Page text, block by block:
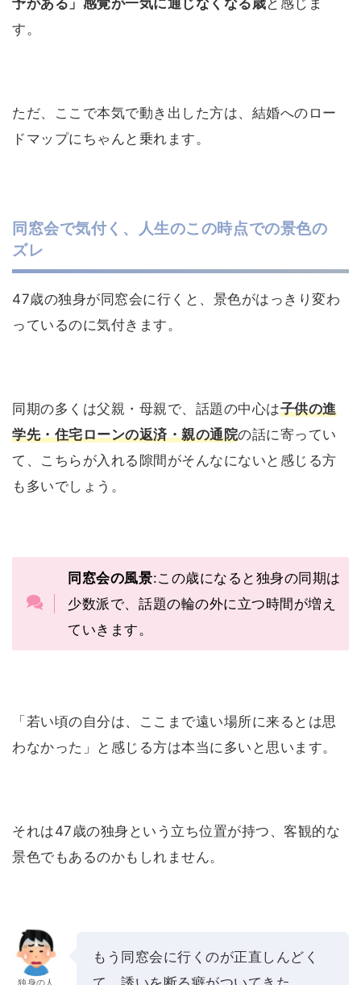
予がある」感覚が一気に通じなくなる歳と感じま
す。
ただ、ここで本気で動き出した方は、結婚へのロー
ドマップにちゃんと乗れます。
同窓会で気付く、人生のこの時点での景色の
ズレ
47歳の独身が同窓会に行くと、景色がはっきり変わ
っているのに気付きます。
同期の多くは父親・母親で、話題の中心は子供の進
学先・住宅ローンの返済・親の通院の話に寄ってい
て、こちらが入れる隙間がそんなにないと感じる方
も多いでしょう。
同窓会の風景:この歳になると独身の同期は
少数派で、話題の輪の外に立つ時間が増え
ていきます。
「若い頃の自分は、ここまで遠い場所に来るとは思
わなかった」と感じる方は本当に多いと思います。
それは47歳の独身という立ち位置が持つ、客観的な
景色でもあるのかもしれません。
独身の人
もう同窓会に行くのが正直しんどく